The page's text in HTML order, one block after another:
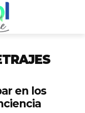
en los